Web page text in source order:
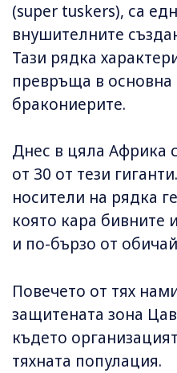
(super tuskers), са
внушителните
Тази рядка
превръща в
бракониерите.
Днес в цяла Африка
от 30 от тези
носители на рядка
която кара бивните
и по-бързо от
Повечето от тях
защитената зона
където
тяхната популация.